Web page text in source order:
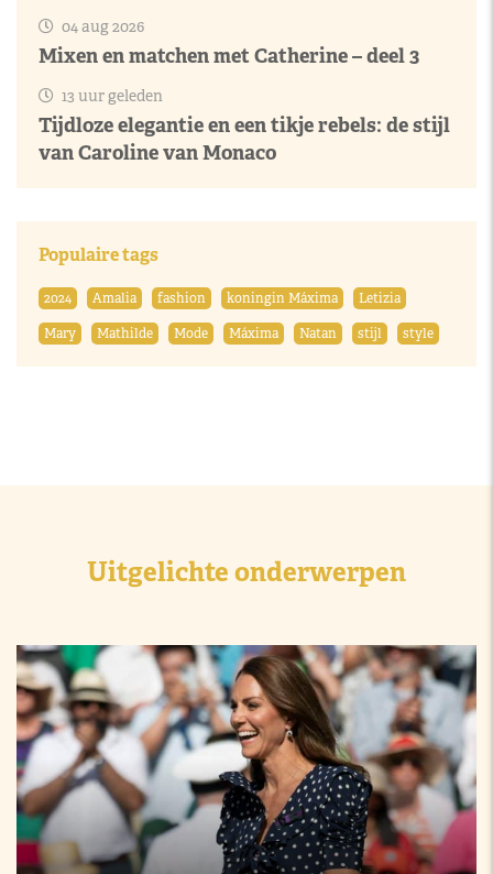
04 aug 2026
Mixen en matchen met Catherine – deel 3
13 uur geleden
Tijdloze elegantie en een tikje rebels: de stijl
van Caroline van Monaco
Populaire tags
2024 Amalia fashion koningin Máxima
Letizia
Mary
Mathilde Mode Máxima Natan stijl style
Uitgelichte onderwerpen